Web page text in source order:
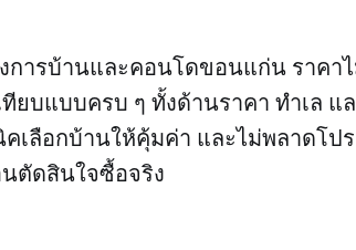
การบ้านและคอนโดขอนแก่น ราคา
ยบแบบครบ ๆ ทั้งด้านราคา ทำเล แ
เลือกบ้านให้คุ้มค่า และไม่พลาดโป
ตัดสินใจซื้อจริง